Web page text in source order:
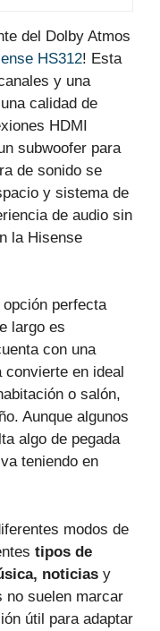
del Dolby Atmos
HS312! Esta
y una
calidad de
HDMI
subwoofer para
de sonido se
y sistema de
de audio sin
la Hisense
perfecta
largo es
con una
en ideal
o salón,
Aunque algunos
algo de pegada
teniendo en
modos de
tipos de
noticias y
no suelen marcar
útil para adaptar